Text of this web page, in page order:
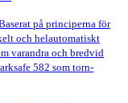
på principerna för
och helautomatiskt
varandra och bredvid
582 som torn-